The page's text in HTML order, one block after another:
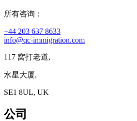
所有咨询：
+44 203 637 8633
info@qc-immigration.com
117 窝打老道,
水星大厦,
SE1 8UL, UK
公司